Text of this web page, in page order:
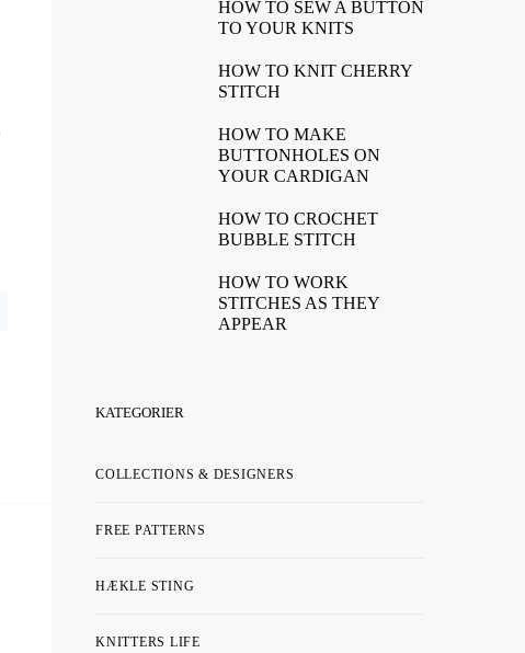
HOW TO SEW A BUTTON
TO YOUR KNITS
HOW TO KNIT CHERRY
STITCH
HOW TO MAKE
BUTTONHOLES ON
YOUR CARDIGAN
HOW TO CROCHET
BUBBLE STITCH
HOW TO WORK
STITCHES AS THEY
APPEAR
KATEGORIER
COLLECTIONS & DESIGNERS
FREE PATTERNS
HÆKLE STING
KNITTERS LIFE